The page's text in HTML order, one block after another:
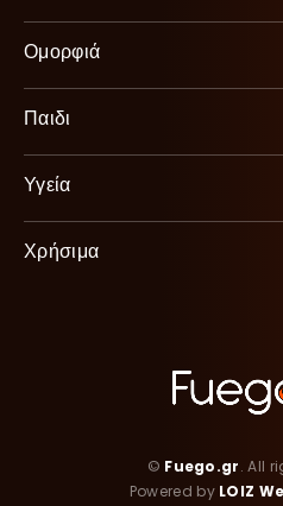
Ομορφιά
Παιδι
Υγεία
Χρήσιμα
© Fuego.gr. All
Powered by LOIZ